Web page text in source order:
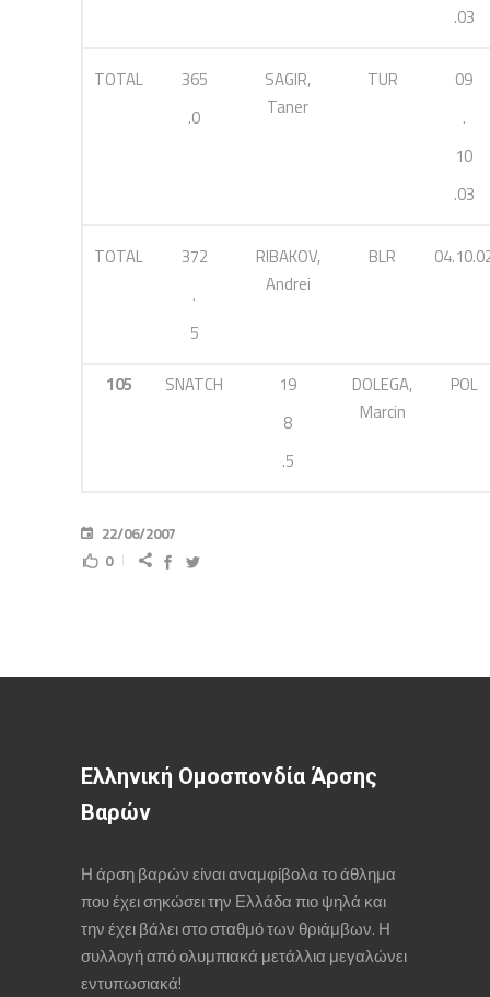
.03
TOTAL
365
.0
SAGIR,
Taner
TUR
09
.
10
.03
TOTAL
372
.
5
RIBAKOV,
Andrei
BLR
105 SNATCH
19
8
.5
DOLEGA,
Marcin
POL
22/06/2007
0
Ελληνική Ομοσπονδία Άρσης
Βαρών
Η άρση βαρών είναι αναμφίβολα το άθλημα
που έχει σηκώσει την Ελλάδα πιο ψηλά και
την έχει βάλει στο σταθμό των θριάμβων. Η
συλλογή από ολυμπιακά μετάλλια μεγαλώνει
εντυπωσιακά!